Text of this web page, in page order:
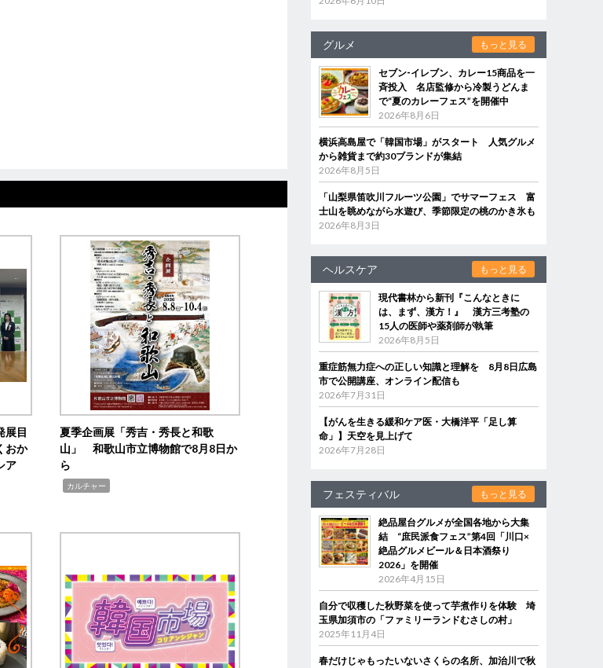
展目
おか
ア
夏季企画展「秀吉・秀長と和歌
山」 和歌山市立博物館で8月8日か
ら
カルチャー
グルメ もっと見る
セブン‐イレブン、カレー15商品を一
斉投入 名店監修から冷製うどんま
で“夏のカレーフェス”を開催中
2026年8月6日
横浜高島屋で「韓国市場」がスタート 人気グルメ
から雑貨まで約30ブランドが集結
2026年8月5日
「山梨県笛吹川フルーツ公園」でサマーフェス 富
士山を眺めながら水遊び、季節限定の桃のかき氷も
2026年8月3日
ヘルスケア もっと見る
現代書林から新刊『こんなときに
は、まず、漢方！』 漢方三考塾の
15人の医師や薬剤師が執筆
2026年8月5日
重症筋無力症への正しい知識と理解を 8月8日広島
市で公開講座、オンライン配信も
2026年7月31日
【がんを生きる緩和ケア医・大橋洋平「足し算
命」】天空を見上げて
2026年7月28日
フェスティバル もっと見る
絶品屋台グルメが全国各地から大集
結 “庶民派食フェス”第4回「川口×
絶品グルメビール＆日本酒祭り
2026」を開催
2026年4月15日
自分で収穫した秋野菜を使って芋煮作りを体験 埼
玉県加須市の「ファミリーランドむさしの村」
2025年11月4日
春だけじゃもったいないさくらの名所、加治川で秋